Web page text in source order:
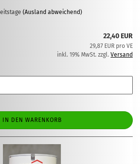
(Ausland abweichend)
22,40 EUR
29,87 EUR pro VE
inkl. 19% MwSt. zzgl. Versand
IN DEN WARENKORB